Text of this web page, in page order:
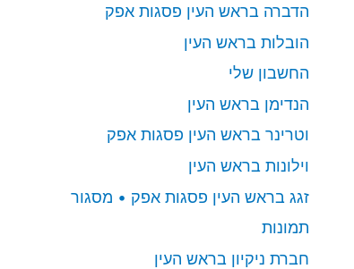
הדברה בראש העין פסגות אפק
הובלות בראש העין
החשבון שלי
הנדימן בראש העין
וטרינר בראש העין פסגות אפק
וילונות בראש העין
זגג בראש העין פסגות אפק • מסגור
תמונות
חברת ניקיון בראש העין